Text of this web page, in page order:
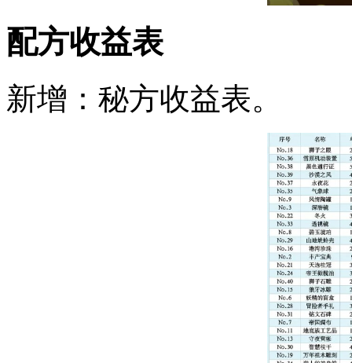
配方收益表
新增：秘方收益表。